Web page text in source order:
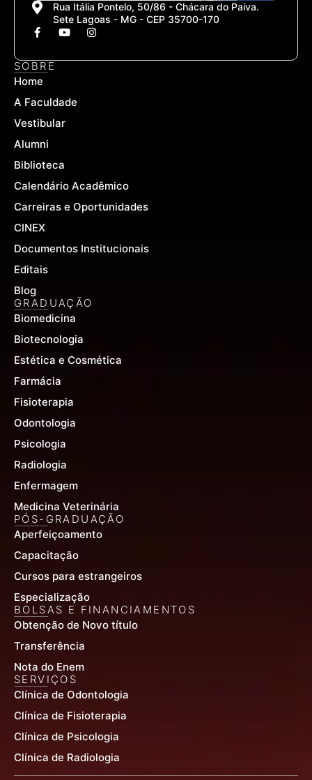
Rua Itália Pontelo, 50/86 - Chácara do Paiva.
Sete Lagoas - MG - CEP 35700-170
F
a
e
b
o
k
f
Y
o
t
I
n
t
SOBRE
Home
A Faculdade
Vestibular
Alumni
Biblioteca
Calendário Acadêmico
Carreiras e Oportunidades
CINEX
Documentos Institucionais
Editais
Blog
GRADUAÇÃO
Biomedicina
Biotecnologia
Estética e Cosmética
Farmácia
Fisioterapia
Odontologia
Psicologia
Radiologia
Enfermagem
Medicina Veterinária
PÓS-GRADUAÇÃO
Aperfeiçoamento
Capacitação
Cursos para estrangeiros
Especialização
BOLSAS E FINANCIAMENTOS
Obtenção de Novo título
Transferência
Nota do Enem
SERVIÇOS
Clínica de Odontologia
Clínica de Fisioterapia
Clínica de Psicologia
Clínica de Radiologia